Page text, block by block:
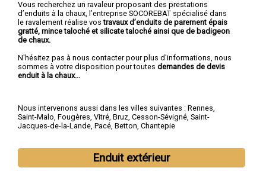
Vous recherchez un ravaleur proposant des prestations
d’enduits à la chaux, l’entreprise SOCOREBAT spécialisé dans
le ravalement réalise vostravaux d’enduits de parement épais
gratté, mince taloché et silicate taloché ainsi que de badigeon
de chaux.
N'hésitez pas à nous contacter pour plus d'informations, nous
sommes à votre disposition pour toutes demandes de devis
enduit à la chaux...
Nous intervenons aussi dans les villes suivantes : Rennes,
Saint-Malo, Fougères, Vitré, Bruz, Cesson-Sévigné, Saint-
Jacques-de-la-Lande, Pacé, Betton, Chantepie
Enduit extérieur